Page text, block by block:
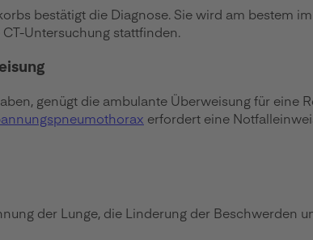
bestätigt die Diagnose. Sie wird am bestem
Untersuchung stattfinden.
genügt die ambulante Überweisung für eine
erfordert eine
der Lunge, die Linderung der